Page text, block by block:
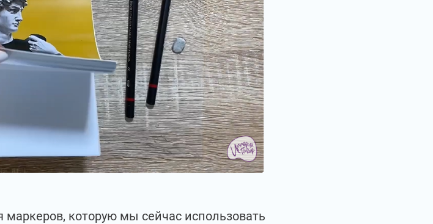
маркеров, которую мы сейчас использовать